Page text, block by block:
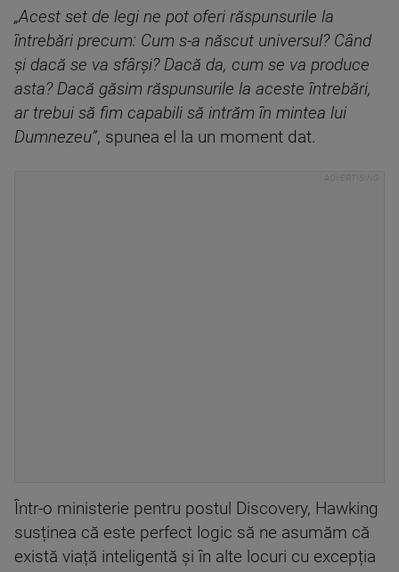
„Acest set de legi ne pot oferi răspunsurile la
întrebări precum: Cum s-a născut universul? Când
și dacă se va sfârși? Dacă da, cum se va produce
asta? Dacă găsim răspunsurile la aceste întrebări,
ar trebui să fim capabili să intrăm în mintea lui
Dumnezeu”, spunea el la un moment dat.
Într-o ministerie pentru postul Discovery, Hawking
susținea că este perfect logic să ne asumăm că
există viață inteligentă și în alte locuri cu excepția